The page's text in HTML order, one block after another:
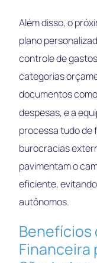
Além disso, o
plano
controle de
categorias
documentos
despesas, e a
processa tudo de
burocracias
pavimentam o
eficiente,
autônomos.
Benefícios
Financeira